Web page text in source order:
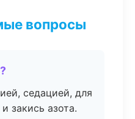
вопросы
седацией, для
закись азота.